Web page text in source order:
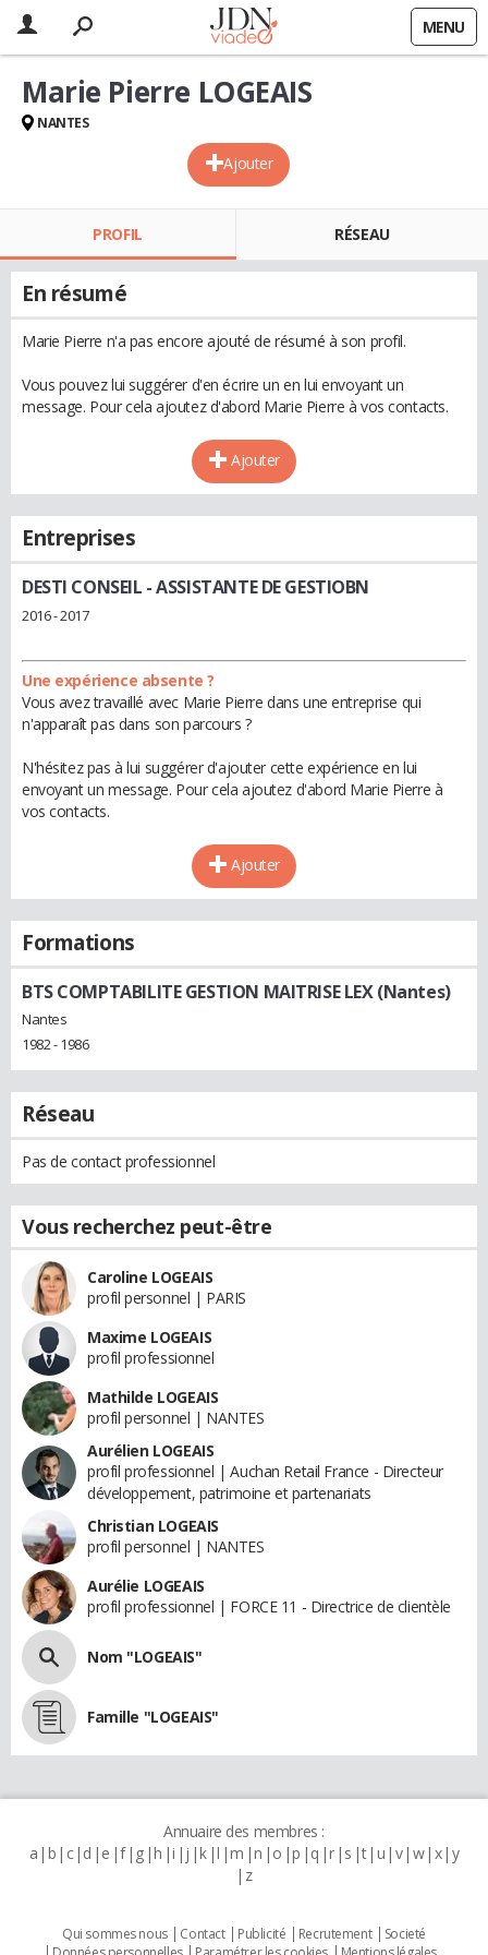
MENU
Ajouter
Marie Pierre LOGEAIS
NANTES
PROFIL RÉSEAU
En résumé
Marie Pierre n'a pas encore ajouté de résumé à son profil.
Vous pouvez lui suggérer d'en écrire un en lui envoyant un
message. Pour cela ajoutez d'abord Marie Pierre à vos contacts.
Ajouter
Entreprises
DESTI CONSEIL - ASSISTANTE DE GESTIOBN
2016 - 2017
Une expérience absente ?
Vous avez travaillé avec Marie Pierre dans une entreprise qui
n'apparaît pas dans son parcours ?
N'hésitez pas à lui suggérer d'ajouter cette expérience en lui
envoyant un message. Pour cela ajoutez d'abord Marie Pierre à
vos contacts.
Ajouter
Formations
BTS COMPTABILITE GESTION MAITRISE LEX (Nantes)
Nantes
1982 - 1986
Réseau
Pas de contact professionnel
Vous recherchez peut-être
Caroline LOGEAIS
profil personnel | PARIS
Maxime LOGEAIS
profil professionnel
Mathilde LOGEAIS
profil personnel | NANTES
Aurélien LOGEAIS
profil professionnel | Auchan Retail France - Directeur
développement, patrimoine et partenariats
Christian LOGEAIS
profil personnel | NANTES
Aurélie LOGEAIS
profil professionnel | FORCE 11 - Directrice de clientèle
Nom "LOGEAIS"
Famille "LOGEAIS"
Annuaire des membres :
a b c d e f g h i j k l m n o p q r s t u v w x y
z
Qui sommes nous Contact Publicité Recrutement
Societé